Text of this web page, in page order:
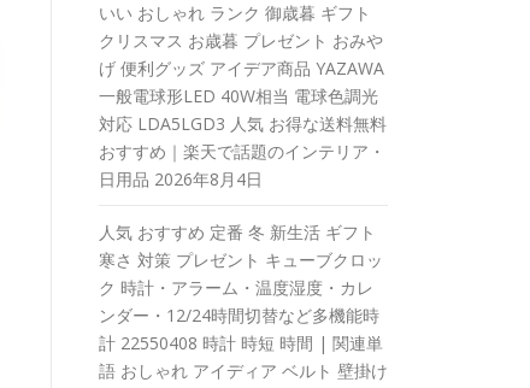
いい おしゃれ ランク 御歳暮 ギフト
クリスマス お歳暮 プレゼント おみや
げ 便利グッズ アイデア商品 YAZAWA
一般電球形LED 40W相当 電球色調光
対応 LDA5LGD3 人気 お得な送料無料
おすすめ｜楽天で話題のインテリア・
日用品 2026年8月4日
人気 おすすめ 定番 冬 新生活 ギフト
寒さ 対策 プレゼント キューブクロッ
ク 時計・アラーム・温度湿度・カレ
ンダー・12/24時間切替など多機能時
計 22550408 時計 時短 時間 | 関連単
語 おしゃれ アイディア ベルト 壁掛け